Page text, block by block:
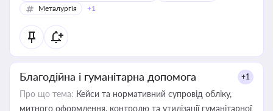
Металургія
+1
Благодійна і гуманітарна допомога +1
Про що тема: Кейси та нормативний супровід обліку,
митного оформлення, контролю та утилізації гуманітарної